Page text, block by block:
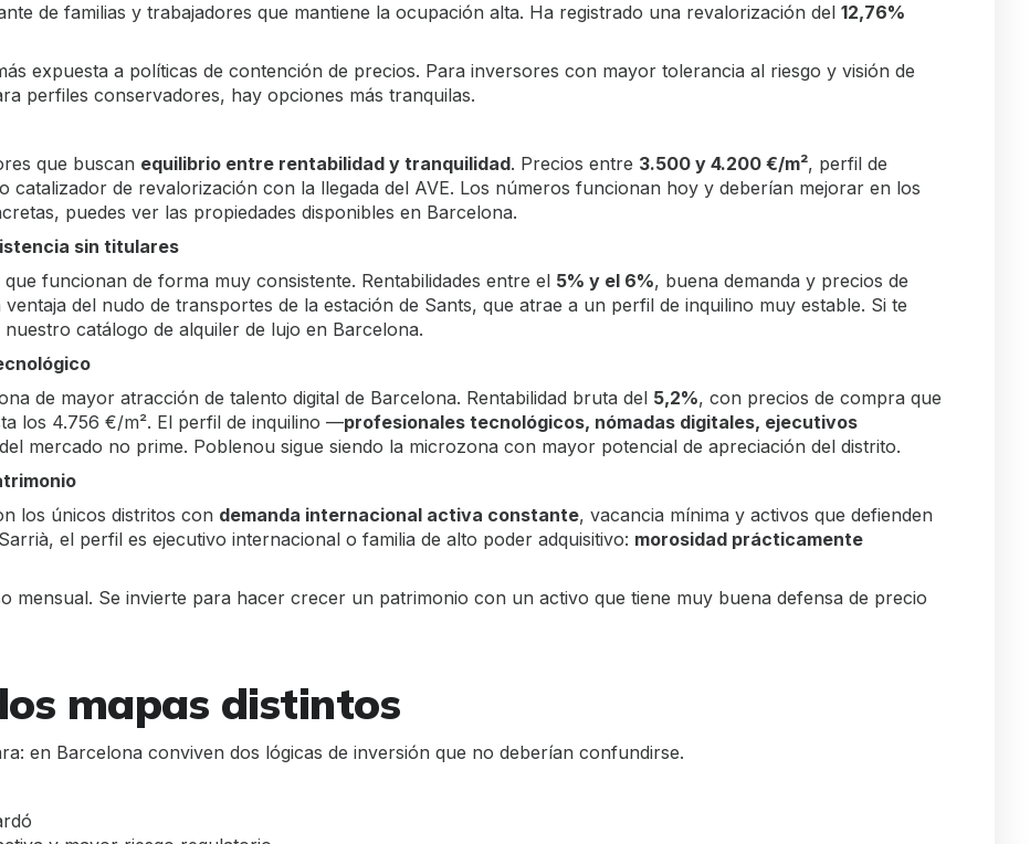
de familias y trabajadores que mantiene la ocupación alta. Ha registrado una revalorización del 12,76%
expuesta a políticas de contención de precios. Para inversores con mayor tolerancia al riesgo y visión de
perfiles conservadores, hay opciones más tranquilas.
que buscan equilibrio entre rentabilidad y tranquilidad. Precios entre 3.500 y 4.200 €/m², perfil de
catalizador de revalorización con la llegada del AVE. Los números funcionan hoy y deberían mejorar en los
puedes ver las propiedades disponibles en Barcelona.
sin titulares
funcionan de forma muy consistente. Rentabilidades entre el 5% y el 6%, buena demanda y precios de
del nudo de transportes de la estación de Sants, que atrae a un perfil de inquilino muy estable. Si te
nuestro catálogo de alquiler de lujo en Barcelona.
de mayor atracción de talento digital de Barcelona. Rentabilidad bruta del 5,2%, con precios de compra que
los 4.756 €/m². El perfil de inquilino —profesionales tecnológicos, nómadas digitales, ejecutivos
mercado no prime. Poblenou sigue siendo la microzona con mayor potencial de apreciación del distrito.
los únicos distritos con demanda internacional activa constante, vacancia mínima y activos que defienden
el perfil es ejecutivo internacional o familia de alto poder adquisitivo: morosidad prácticamente
mensual. Se invierte para hacer crecer un patrimonio con un activo que tiene muy buena defensa de precio
mapas distintos
en Barcelona conviven dos lógicas de inversión que no deberían confundirse.